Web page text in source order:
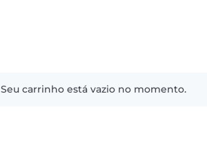
Seu carrinho está vazio no momento.